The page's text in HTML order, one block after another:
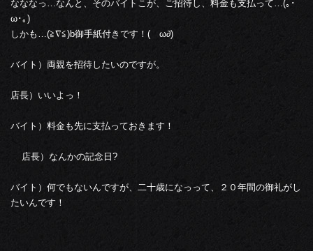
なななっ…なんと、そのバイトこが、ご招待し、料金も支払って…(｡･
ω･｡)
しかも…(≧∇≦)b御手紙付きです！(ゝω∂)
バイト）両親を招待したいのですが。
店長）いいよっ！
バイト）料金も先に支払っておきます！
店長）なんかの記念日?
バイト）何でもないんですが、二十歳になっって、２０年間の御礼がし
たいんです！